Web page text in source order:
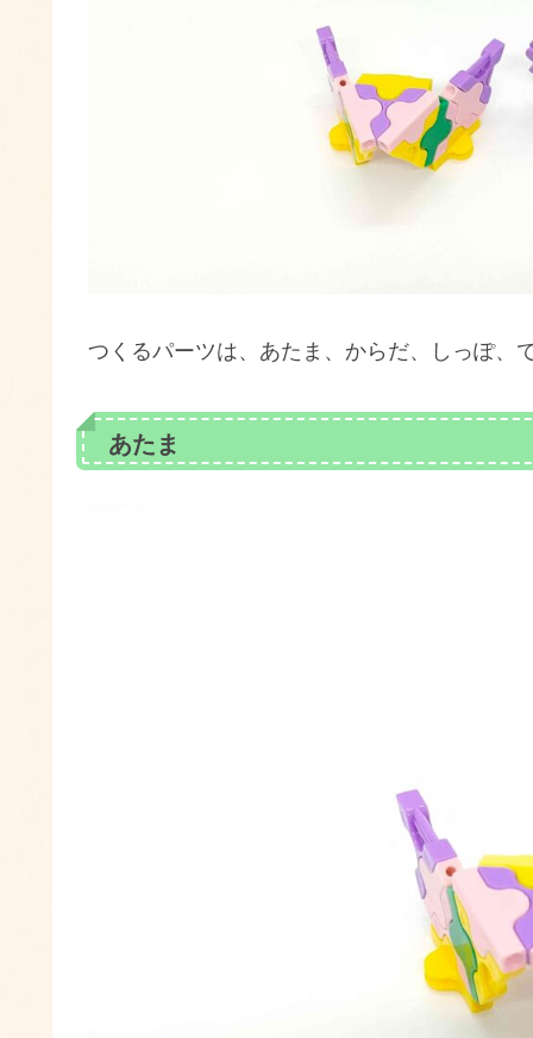
つくるパーツは、あたま、からだ、しっぽ、
あたま